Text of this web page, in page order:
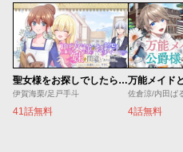
聖女様をお探しでしたら妹で間違いありません。さあどうぞお連れください、今すぐ。
伊賀海栗/足戸手斗
41話無料 4話無料